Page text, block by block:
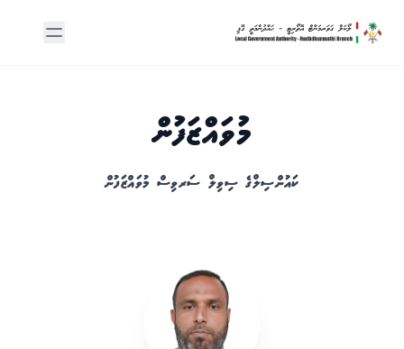
މުވައްޒަފުން
ކައުންސިލްގެ ސިވިލް ސަރވިސް މުވައްޒަފުން